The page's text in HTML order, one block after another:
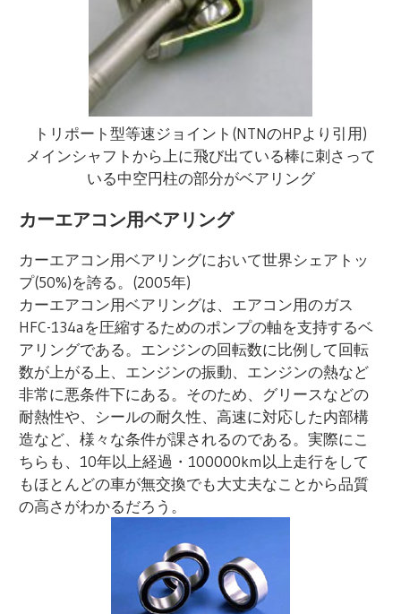
トリポート型等速ジョイント(NTNのHPより引用)
メインシャフトから上に飛び出ている棒に刺さって
いる中空円柱の部分がベアリング
カーエアコン用ベアリング
カーエアコン用ベアリングにおいて世界シェアトッ
プ(50%)を誇る。(2005年)
カーエアコン用ベアリングは、エアコン用のガス
HFC-134aを圧縮するためのポンプの軸を支持するベ
アリングである。エンジンの回転数に比例して回転
数が上がる上、エンジンの振動、エンジンの熱など
非常に悪条件下にある。そのため、グリースなどの
耐熱性や、シールの耐久性、高速に対応した内部構
造など、様々な条件が課されるのである。実際にこ
ちらも、10年以上経過・100000km以上走行をして
もほとんどの車が無交換でも大丈夫なことから品質
の高さがわかるだろう。